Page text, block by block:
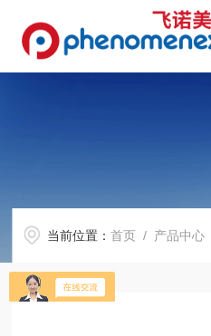
当前位置：首页 / 产品中心